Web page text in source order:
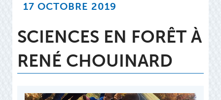
17 OCTOBRE 2019
SCIENCES EN FORÊT À
RENÉ CHOUINARD